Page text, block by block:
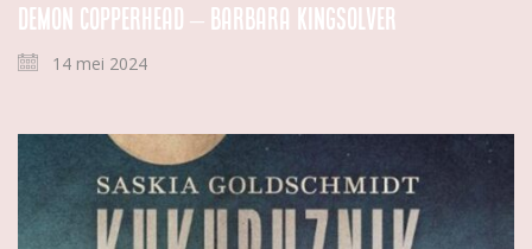
Demon Copperhead – Barbara Kingsolver
14 mei 2024